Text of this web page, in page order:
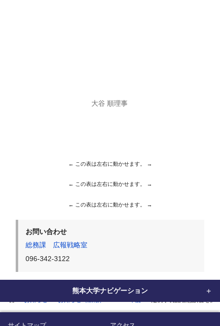
大谷 順理事
お問い合わせ
総務課 広報戦略室
096-342-3122
熊本大学ナビゲーション